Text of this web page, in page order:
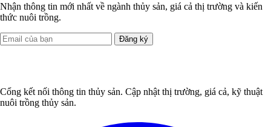
Nhận thông tin mới nhất về ngành thủy sản, giá cả thị trường và kiến
thức nuôi trồng.
Đăng ký
Cổng kết nối thông tin thủy sản. Cập nhật thị trường, giá cả, kỹ thuật
nuôi trồng thủy sản.